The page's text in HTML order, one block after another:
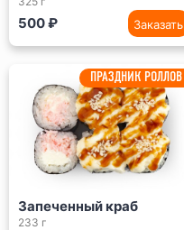
500 ₽ Заказать
ПРАЗДНИК РОЛЛОВ
Запеченный краб
233 г